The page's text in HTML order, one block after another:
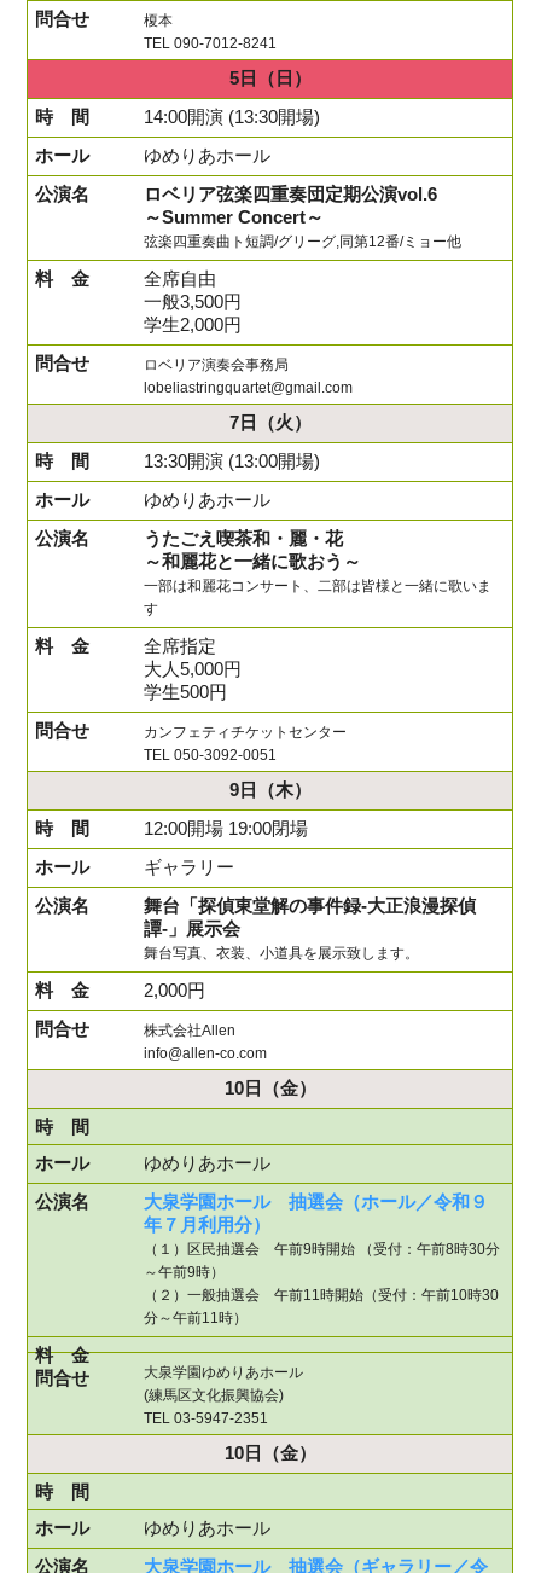
榎本
TEL 090-7012-8241
5日
（日）
14:00開演 (13:30開場)
ゆめりあホール
ロベリア弦楽四重奏団定期公演vol.6
～Summer Concert～
弦楽四重奏曲ト短調/グリーグ,同第12番/ミョー他
全席自由
一般3,500円
学生2,000円
ロベリア演奏会事務局
lobeliastringquartet@gmail.com
7日
（火）
13:30開演 (13:00開場)
ゆめりあホール
うたごえ喫茶和・麗・花
～和麗花と一緒に歌おう～
一部は和麗花コンサート、二部は皆様と一緒に歌いま
す
全席指定
大人5,000円
学生500円
カンフェティチケットセンター
TEL 050-3092-0051
9日
（木）
12:00開場 19:00閉場
ギャラリー
舞台「探偵東堂解の事件録-大正浪漫探偵
譚-」展示会
舞台写真、衣装、小道具を展示致します。
2,000円
株式会社Allen
info@allen-co.com
10日 （金）
ゆめりあホール
大泉学園ホール 抽選会（ホール／令和９
年７月利用分）
（１）区民抽選会 午前9時開始 （受付：午前8時30分
～午前9時）
（２）一般抽選会 午前11時開始（受付：午前10時30
分～午前11時）
大泉学園ゆめりあホール
(練馬区文化振興協会)
TEL 03-5947-2351
10日 （金）
ゆめりあホール
大泉学園ホール 抽選会（ギャラリー／令